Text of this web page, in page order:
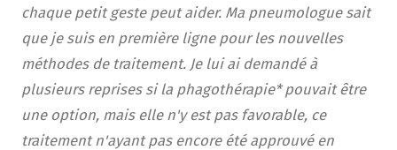
chaque petit geste peut aider. Ma pneumologue sait
que je suis en première ligne pour les nouvelles
méthodes de traitement. Je lui ai demandé à
plusieurs reprises si la phagothérapie* pouvait être
une option, mais elle n'y est pas favorable, ce
traitement n'ayant pas encore été approuvé en